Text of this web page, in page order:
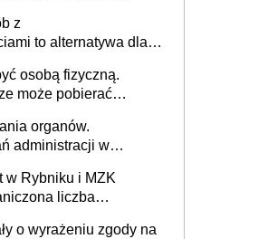
z
to alternatywa dla
osobą fizyczną.
może pobierać
organów.
administracji w
w Rybniku i MZK
liczba
o wyrażeniu zgody na